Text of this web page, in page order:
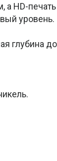
а HD-
уровень.
глубина